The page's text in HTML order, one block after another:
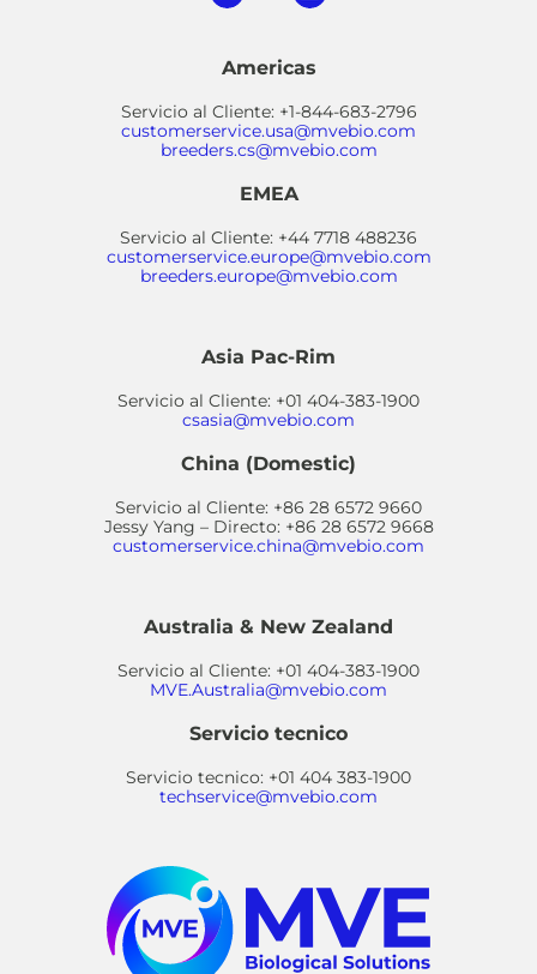
Americas
Servicio al Cliente: +1-844-683-2796
customerservice.usa@mvebio.com
breeders.cs@mvebio.com
EMEA
Servicio al Cliente: +44 7718 488236
customerservice.europe@mvebio.com
breeders.europe@mvebio.com
Asia Pac-Rim
Servicio al Cliente: +01 404-383-1900
csasia@mvebio.com
China (Domestic)
Servicio al Cliente: +86 28 6572 9660
Jessy Yang – Directo: +86 28 6572 9668
customerservice.china@mvebio.com
Australia & New Zealand
Servicio al Cliente: +01 404-383-1900
MVE.Australia@mvebio.com
Servicio tecnico
Servicio tecnico: +01 404 383-1900
techservice@mvebio.com